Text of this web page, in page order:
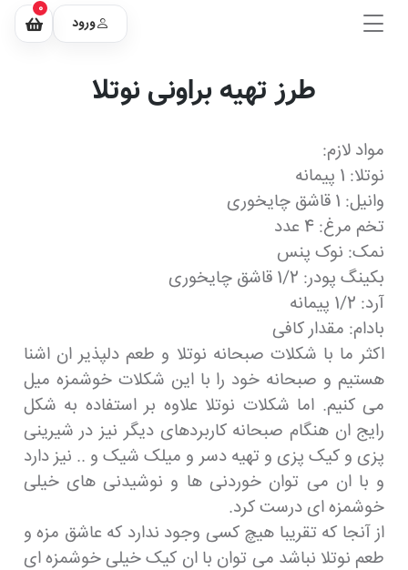
ورود
0
طرز تهیه براونی نوتلا
مواد لازم:
نوتلا: 1 پیمانه
وانیل: 1 قاشق چایخوری
تخم مرغ: 4 عدد
نمک: نوک پنس
بکینگ پودر: 1/2 قاشق چایخوری
آرد: 1/2 پیمانه
بادام: مقدار کافی
اکثر ما با شکلات صبحانه نوتلا و طعم دلپذیر ان اشنا
هستیم و صبحانه خود را با این شکلات خوشمزه میل
می کنیم. اما شکلات نوتلا علاوه بر استفاده به شکل
رایج ان هنگام صبحانه کاربردهای دیگر نیز در شیرینی
پزی و کیک پزی و تهیه دسر و میلک شیک و .. نیز دارد
و با ان می توان خوردنی ها و نوشیدنی های خیلی
خوشمزه ای درست کرد.
از آنجا که تقریبا هیچ کسی وجود ندارد که عاشق مزه و
طعم نوتلا نباشد می توان با ان کیک خیلی خوشمزه ای